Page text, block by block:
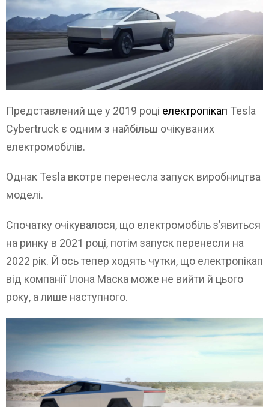
Представлений ще у 2019 році електропікап Tesla
Cybertruck є одним з найбільш очікуваних
електромобілів.
Однак Tesla вкотре перенесла запуск виробництва
моделі.
Спочатку очікувалося, що електромобіль з’явиться
на ринку в 2021 році, потім запуск перенесли на
2022 рік. Й ось тепер ходять чутки, що електропікап
від компанії Ілона Маска може не вийти й цього
року, а лише наступного.